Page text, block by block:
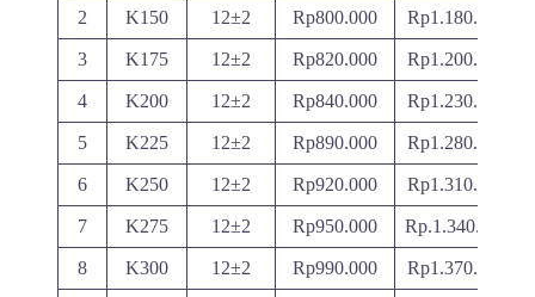
2 K150 12±2 Rp800.000 Rp1.180.000
3 K175 12±2 Rp820.000 Rp1.200.000
4 K200 12±2 Rp840.000 Rp1.230.000
5 K225 12±2 Rp890.000 Rp1.280.000
6 K250 12±2 Rp920.000 Rp1.310.000
7 K275 12±2 Rp950.000 Rp.1.340.000
8 K300 12±2 Rp990.000 Rp1.370.000